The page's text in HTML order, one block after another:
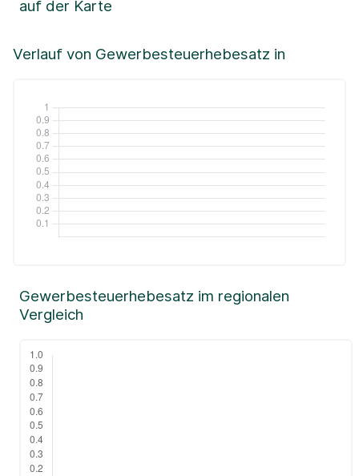
Verlauf von Gewerbesteuerhebesatz in
auf der Karte
+
Leaflet|©OpenStreetMap, ©CartoDB,
Gewerbesteuerhebesatz im regionalen
Vergleich